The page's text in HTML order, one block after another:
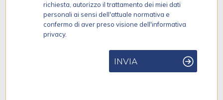
richiesta, autorizzo il trattamento dei miei dati
personali ai sensi dell'attuale normativa e
confermo di aver preso visione dell'informativa
privacy.
INVIA